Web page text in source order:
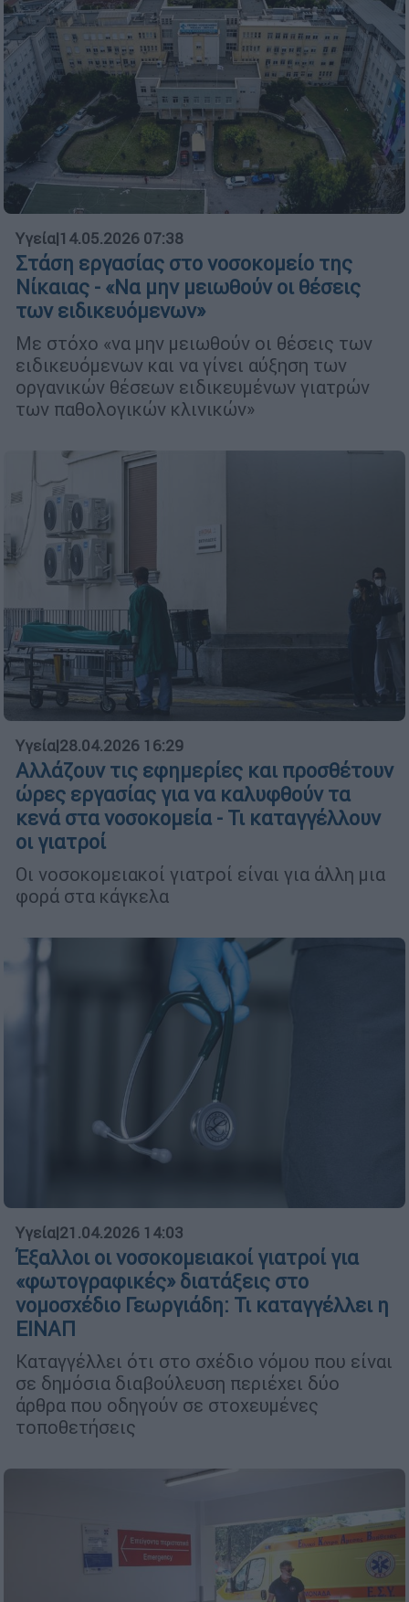
Υγεία|14.05.2026 07:38
Στάση εργασίας στο νοσοκομείο της
Νίκαιας - «Να μην μειωθούν οι θέσεις
των ειδικευόμενων»
Με στόχο «να μην μειωθούν οι θέσεις των
ειδικευόμενων και να γίνει αύξηση των
οργανικών θέσεων ειδικευμένων γιατρών
των παθολογικών κλινικών»
Υγεία|28.04.2026 16:29
Αλλάζουν τις εφημερίες και προσθέτουν
ώρες εργασίας για να καλυφθούν τα
κενά στα νοσοκομεία - Τι καταγγέλλουν
οι γιατροί
Οι νοσοκομειακοί γιατροί είναι για άλλη μια
φορά στα κάγκελα
Υγεία|21.04.2026 14:03
Έξαλλοι οι νοσοκομειακοί γιατροί για
«φωτογραφικές» διατάξεις στο
νομοσχέδιο Γεωργιάδη: Τι καταγγέλλει η
ΕΙΝΑΠ
Καταγγέλλει ότι στο σχέδιο νόμου που είναι
σε δημόσια διαβούλευση περιέχει δύο
άρθρα που οδηγούν σε στοχευμένες
τοποθετήσεις